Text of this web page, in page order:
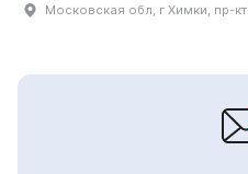
Московская обл, г Химки, пр-